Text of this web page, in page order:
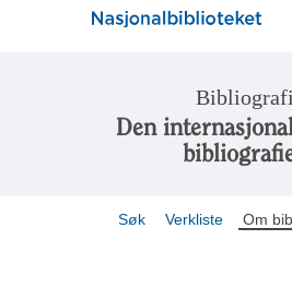
Bibliografi
Den
Søk Verkliste Om